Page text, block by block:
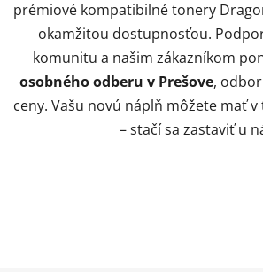
prémiové kompatibilné tonery
okamžitou dostupnosťou.
komunitu a našim zákazníkom
osobného odberu v Prešove,
ceny. Vašu novú náplň môžete mať
– stačí sa zastaviť u